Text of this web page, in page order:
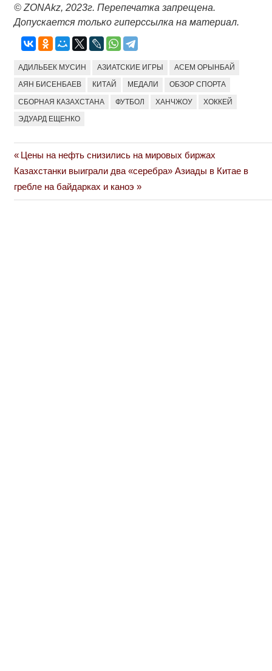
© ZONAkz, 2023г. Перепечатка запрещена.
Допускается только гиперссылка на материал.
АДИЛЬБЕК МУСИН АЗИАТСКИЕ ИГРЫ АСЕМ ОРЫНБАЙ
АЯН БИСЕНБАЕВ КИТАЙ МЕДАЛИ ОБЗОР СПОРТА
СБОРНАЯ КАЗАХСТАНА ФУТБОЛ ХАНЧЖОУ ХОККЕЙ
ЭДУАРД ЕЩЕНКО
Навигация
по
Previous
Post:
Цены на нефть снизились на мировых биржах
Next
Post:
Казахстанки выиграли два «серебра» Азиады в Китае в
гребле на байдарках и каноэ